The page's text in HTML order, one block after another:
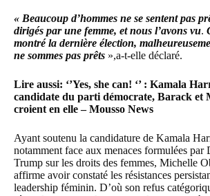
« Beaucoup d’hommes ne se sentent pas
dirigés par une femme, et nous l’avons vu.
montré la dernière élection,
ne sommes pas prêts »,a-t-elle déclaré.
Lire aussi: ‘’Yes, she can! ‘’ : Kamala
candidate du parti démocrate, Barack et
croient en elle – Mousso News
Ayant soutenu la candidature de Kamala
notamment face aux menaces formulées par
Trump sur les droits des femmes, Michelle
affirme avoir constaté les résistances
leadership féminin. D’où son refus